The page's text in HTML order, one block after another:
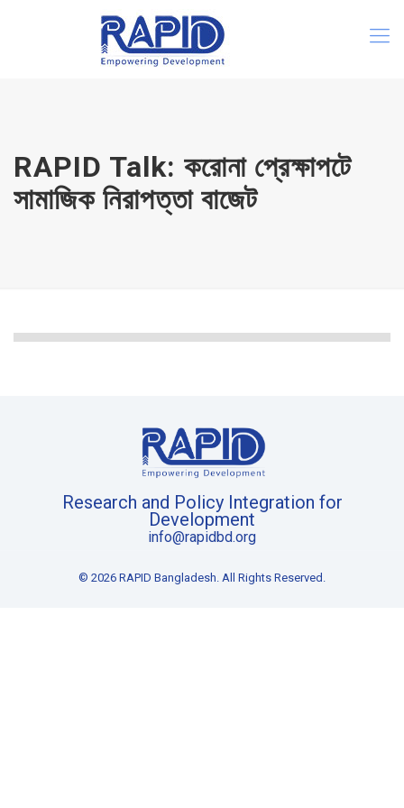
RAPID Talk: করোনা প্রেক্ষাপটে
সামাজিক নিরাপত্তা বাজেট
Research and Policy Integration for
Development
info@rapidbd.org
© 2026 RAPID Bangladesh. All Rights Reserved.